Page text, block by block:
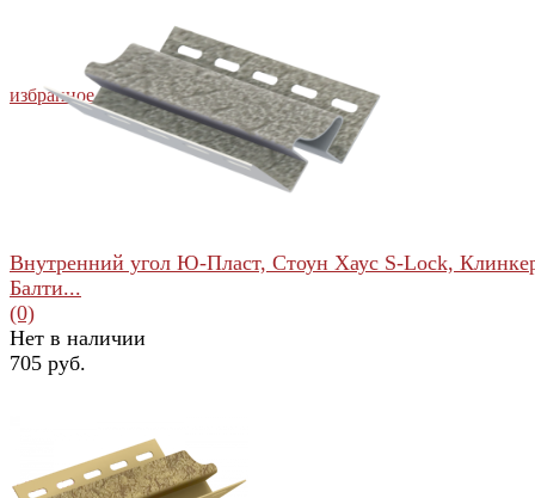
избранное сравнить
избранное сравнить
Внутренний угол Ю-Пласт, Стоун Хаус S-Lock,
Балти...
(0)
Нет в наличии
705 руб.